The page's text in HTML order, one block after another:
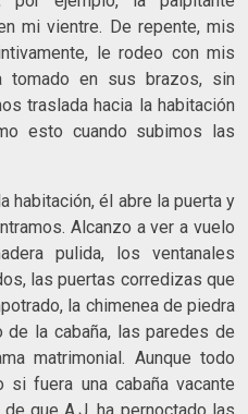
mi vientre. De repente, mis
le rodeo con mis
tomado en sus brazos, sin
traslada hacia la habitación
esto cuando subimos las
él abre la puerta y
Alcanzo a ver a vuelo
pulida, los ventanales
las puertas corredizas que
la chimenea de piedra
la cabaña, las paredes de
matrimonial. Aunque todo
fuera una cabaña vacante
que A.J. ha pernoctado las